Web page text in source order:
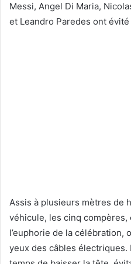
Messi, Angel Di Maria,
et Leandro Paredes ont
Assis à plusieurs mètres de
véhicule, les cinq
l’euphorie de la célébration,
yeux des câbles